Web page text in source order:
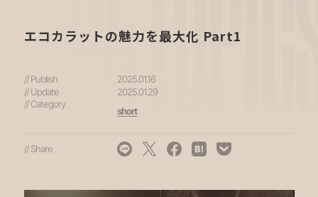
エコカラットの魅力を最大化 Part1
// Publish
2025.01.16
// Update
2025.01.29
// Category
short
// Share